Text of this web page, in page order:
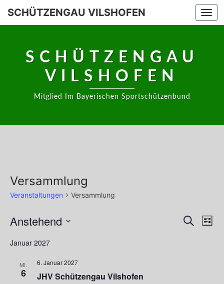
Skip
SCHÜTZENGAU VILSHOFEN
SCHÜTZENGAU
VILSHOFEN
Mitglied Im Bayerischen Sportschützenbund
Versammlung
Veranstaltungen Versammlung
Veranstaltungen SucheListe
Anstehend
wählen.
Januar 2027
MI.
6 JHV Schützengau Vilshofen
6. Januar 2027